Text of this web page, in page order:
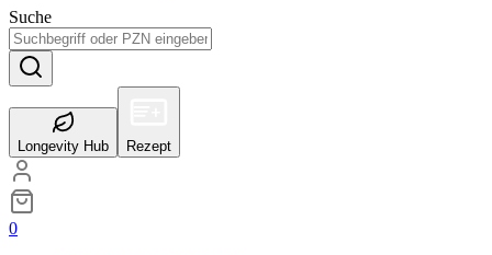
Suche
Longevity Hub Rezept
0